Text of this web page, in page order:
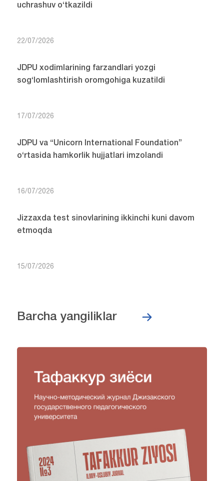
uchrashuv o‘tkazildi
22/07/2026
JDPU xodimlarining farzandlari yozgi
sog‘lomlashtirish oromgohiga kuzatildi
17/07/2026
JDPU va “Unicorn International Foundation”
o‘rtasida hamkorlik hujjatlari imzolandi
16/07/2026
Jizzaxda test sinovlarining ikkinchi kuni davom
etmoqda
15/07/2026
Barcha yangiliklar